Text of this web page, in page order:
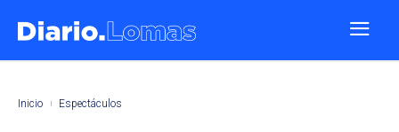
Inicio Espectáculos